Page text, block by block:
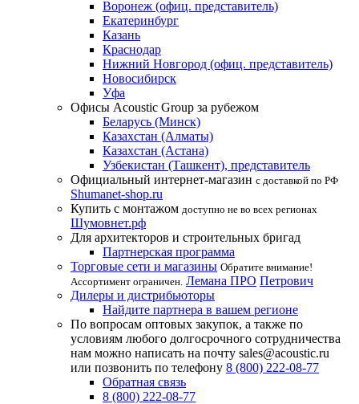
Воронеж (офиц. представитель)
Екатеринбург
Казань
Краснодар
Нижний Новгород (офиц. представитель)
Новосибирск
Уфа
Офисы Acoustic Group за рубежом
Беларусь (Минск)
Казахстан (Алматы)
Казахстан (Астана)
Узбекистан (Ташкент), представитель
Официальный интернет-магазин с доставкой по РФ
Shumanet-shop.ru
Купить с монтажом доступно не во всех регионах
Шумовнет.рф
Для архитекторов и строительных бригад
Партнерская программа
Торговые сети и магазины Обратите внимание!
Ассортимент ограничен. Лемана ПРО Петрович
Дилеры и дистрибьюторы
Найдите партнера в вашем регионе
По вопросам оптовых закупок, а также по
условиям любого долгосрочного сотрудничества
нам можно написать на почту sales@acoustic.ru
или позвонить по телефону 8 (800) 222-08-77
Обратная связь
8 (800) 222-08-77